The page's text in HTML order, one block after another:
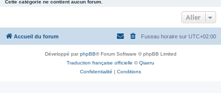
Cette catégorie ne contient aucun forum.
Aller
Accueil du forum Fuseau horaire sur UTC+02:00
Développé parphpBB® Forum Software © phpBB Limited
Traduction française officielle ©Qiaeru
Confidentialité | Conditions